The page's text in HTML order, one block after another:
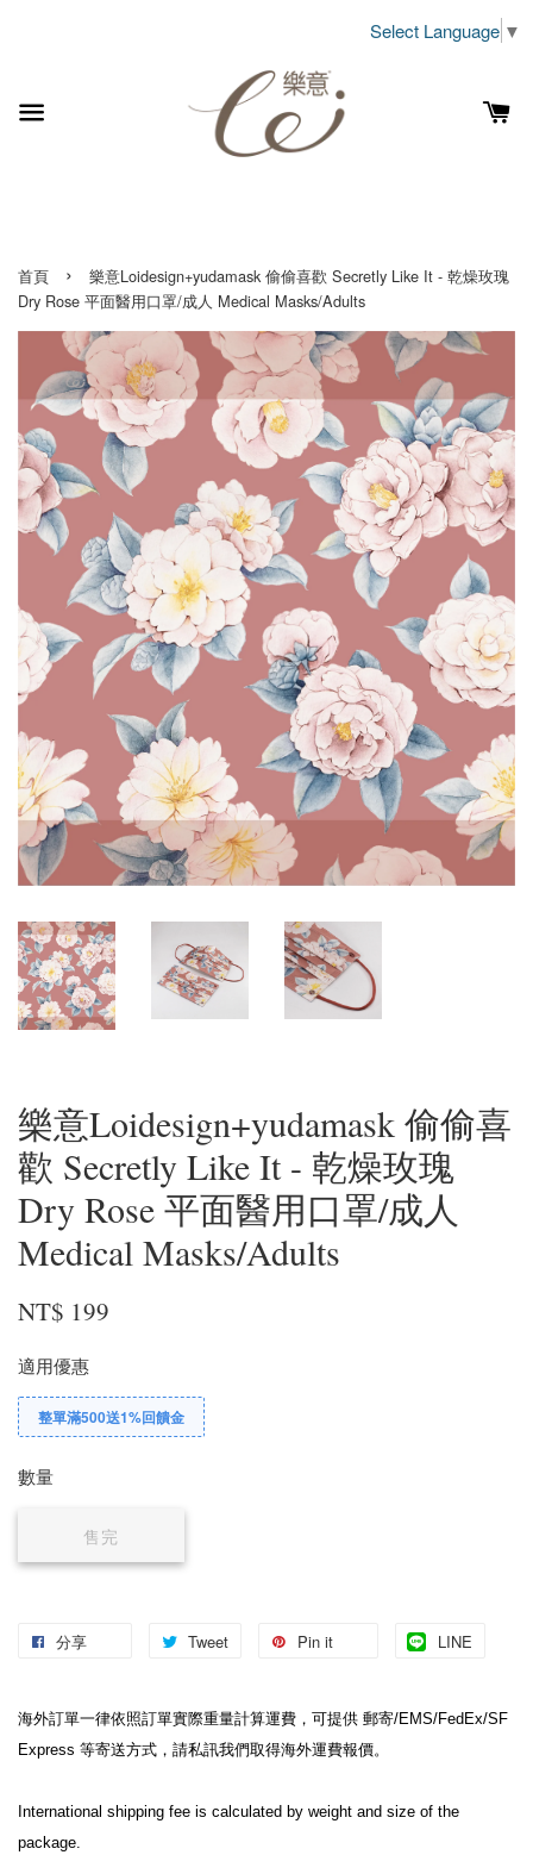
Select Language ▼
首頁 ›
樂意Loidesign+yudamask 偷偷喜歡 Secretly Like It - 乾燥玫瑰
Dry Rose 平面醫用口罩/成人 Medical Masks/Adults
樂意Loidesign+yudamask 偷偷喜
歡 Secretly Like It - 乾燥玫瑰
Dry Rose 平面醫用口罩/成人
Medical Masks/Adults
NT$ 199
適用優惠
整單滿500送1%回饋金
數量
售完
分享 Tweet Pin it LINE
海外訂單一律依照訂單實際重量計算運費，可提供 郵寄/EMS/FedEx/SF
Express 等寄送方式，請私訊我們取得海外運費報價。
International shipping fee is calculated by weight and size of the
package.